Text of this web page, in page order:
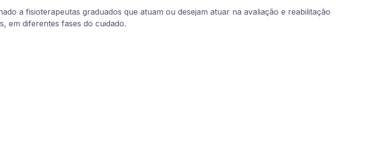
a fisioterapeutas graduados que atuam ou desejam atuar na avaliação e reabilitação
em diferentes fases do cuidado.